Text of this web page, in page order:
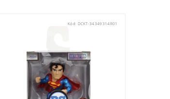
Kód: DCKT-34349314R01